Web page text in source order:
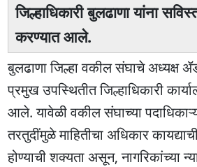
जिल्हाधिकारी बुलढाणा यांना
करण्यात आले.
बुलढाणा जिल्हा वकील संघाचे अध्यक्ष
प्रमुख उपस्थितीत जिल्हाधिकारी
आले. यावेळी वकील संघाच्या
तरतुदींमुळे माहितीचा अधिकार
होण्याची शक्यता असून, नागरिकांच्या